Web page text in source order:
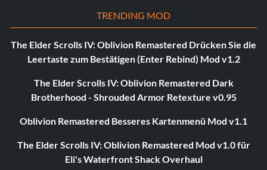
TRENDING MOD
The Elder Scrolls IV: Oblivion Remastered Drücken Sie die
Leertaste zum Bestätigen (Enter Rebind) Mod v1.2
The Elder Scrolls IV: Oblivion Remastered Dark
Brotherhood - Shrouded Armor Retexture v0.95
Oblivion Remastered Besseres Kartenmenü Mod v1.1
The Elder Scrolls IV: Oblivion Remastered Mod v1.0 für
Eli's Waterfront Shack Overhaul